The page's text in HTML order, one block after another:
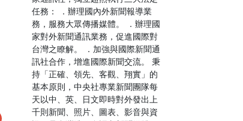
任務： ．辦理國內外新聞報導業
務，服務大眾傳播媒體。 ．辦理國
家對外新聞通訊業務，促進國際對
台灣之瞭解。 ．加強與國際新聞通
訊社合作，增進國際新聞交流。 秉
持「正確、領先、客觀、翔實」的
基本原則，中央社專業新聞團隊每
天以中、英、日文即時對外發出上
千則新聞、照片、圖表、影音與資